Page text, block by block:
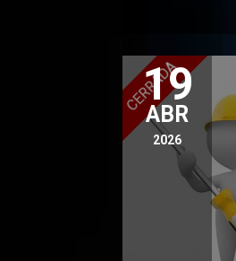
19
ABR
2026